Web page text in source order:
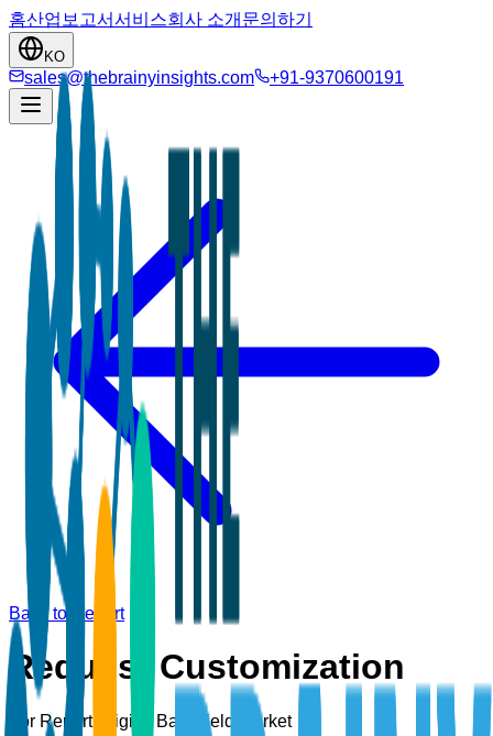
홈산업 보고서서비스회사 소개 문의하기
KO
sales@thebrainyinsights.com +91-9370600191
Back to Report
Request Customization
For Report: Digital Battlefield Market